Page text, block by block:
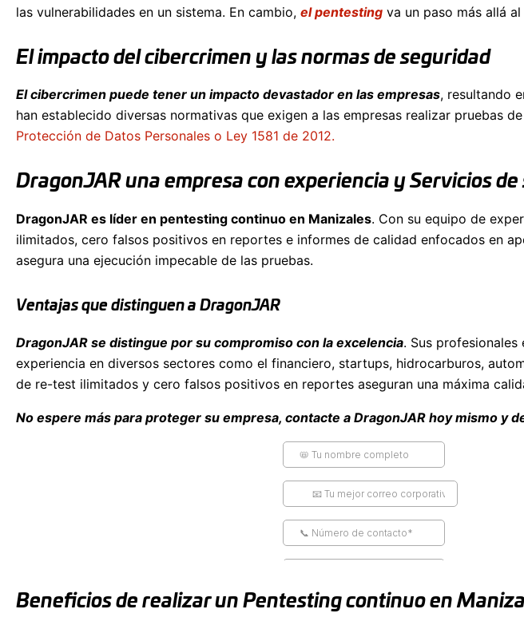
las vulnerabilidades en un sistema. En cambio, el pentesting va un paso más allá
El impacto del cibercrimen y las normas de seguridad
El cibercrimen puede tener un impacto devastador en las empresas, resultando
han establecido diversas normativas que exigen a las empresas realizar pruebas
Protección de Datos Personales o Ley 1581 de 2012.
DragonJAR una empresa con experiencia y Servicios
DragonJAR es líder en pentesting continuo en Manizales. Con su equipo de
ilimitados, cero falsos positivos en reportes e informes de calidad enfocados en
asegura una ejecución impecable de las pruebas.
Ventajas que distinguen a DragonJAR
DragonJAR se distingue por su compromiso con la excelencia. Sus
experiencia en diversos sectores como el financiero, startups, hidrocarburos,
de re-test ilimitados y cero falsos positivos en reportes aseguran una máxima
No espere más para proteger su empresa, contacte a DragonJAR hoy mismo y
Beneficios de realizar un Pentesting continuo en